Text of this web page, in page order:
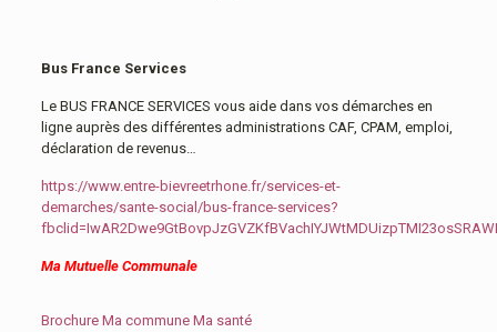
Bus France Services
Le BUS FRANCE SERVICES vous aide dans vos démarches en
ligne auprès des différentes administrations CAF, CPAM, emploi,
déclaration de revenus…
https://www.entre-bievreetrhone.fr/services-et-
demarches/sante-social/bus-france-services?
Ma Mutuelle Communale
Brochure Ma commune Ma santé